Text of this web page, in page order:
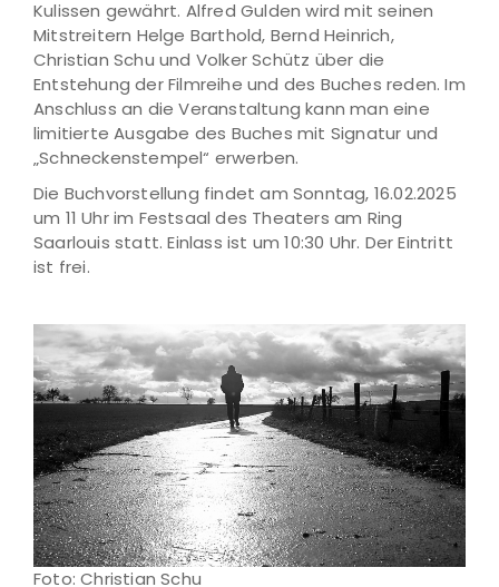
Kulissen gewährt. Alfred Gulden wird mit seinen
Mitstreitern Helge Barthold, Bernd Heinrich,
Christian Schu und Volker Schütz über die
Entstehung der Filmreihe und des Buches reden. Im
Anschluss an die Veranstaltung kann man eine
limitierte Ausgabe des Buches mit Signatur und
„Schneckenstempel“ erwerben.
Die Buchvorstellung findet am Sonntag, 16.02.2025
um 11 Uhr im Festsaal des Theaters am Ring
Saarlouis statt. Einlass ist um 10:30 Uhr. Der Eintritt
ist frei.
Foto: Christian Schu